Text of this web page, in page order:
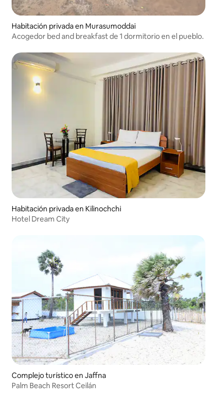
Habitación privada en Murasumoddai
Acogedor bed and breakfast de 1 dormitorio en el pueblo.
Habitación privada en Kilinochchi
Hotel Dream City
Complejo turístico en Jaffna
Palm Beach Resort Ceilán